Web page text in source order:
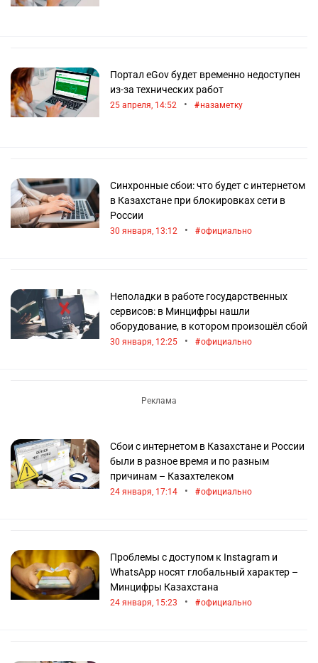
Портал eGov будет временно недоступен
из-за технических работ
25 апреля, 14:52 • назаметку
Синхронные сбои: что будет с интернетом
в Казахстане при блокировках сети в
России
30 января, 13:12 • официально
Неполадки в работе государственных
сервисов: в Минцифры нашли
оборудование, в котором произошёл сбой
30 января, 12:25 • официально
Сбои с интернетом в Казахстане и России
были в разное время и по разным
причинам – Казахтелеком
24 января, 17:14 • официально
Проблемы с доступом к Instagram и
WhatsApp носят глобальный характер –
Минцифры Казахстана
24 января, 15:23 • официально